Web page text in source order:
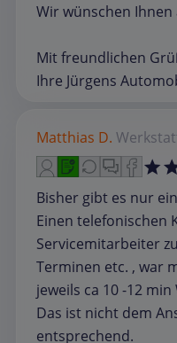
Wir wünschen
Mit freundlichen
Ihre Jürgens
Matthias D.
Bisher gibt es nur
Einen telefonischen
Servicemitarbeiter
Terminen etc. , war
jeweils ca 10 -12
Das ist nicht dem
entsprechend.